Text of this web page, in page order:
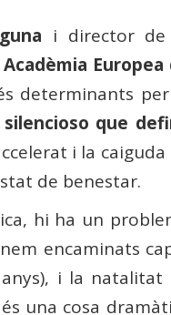
i director de
Acadèmia Europea
determinants
que
i la caiguda
de benestar.
hi ha un
encaminats
i la natalitat
una cosa